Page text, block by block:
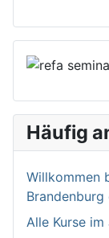
Häufig
Willkommen
Brandenburg
Alle Kurse